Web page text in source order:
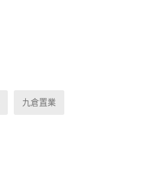
九倉置業